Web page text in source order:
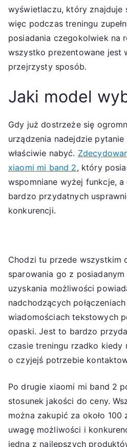
wyświetlaczu, który znajduje
więc podczas treningu
posiadania czegokolwiek na
wszystko prezentowane jest
przejrzysty sposób.
Jaki model
Gdy już dostrzeże się
urządzenia nadejdzie
właściwie nabyć.
xiaomi mi band 2, który
wspomniane wyżej funkcje,
bardzo przydatnych
konkurencji.
Chodzi tu przede wszystkim
sparowania go z
uzyskania możliwości
nadchodzących
wiadomościach tekstowych
opaski. Jest to bardzo
czasie treningu rzadko kiedy
o czyjejś potrzebie
Po drugie xiaomi mi band 2
stosunek jakości do ceny.
można zakupić za około 100
uwagę możliwości i
jedną z najlepszych